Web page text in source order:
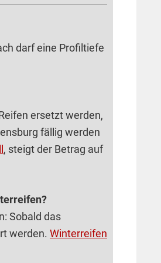
darf eine Profiltiefe
ersetzt werden,
fällig werden
, steigt der Betrag auf
Sobald das
werden. Winterreifen